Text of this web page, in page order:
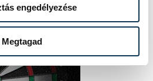
engedélyezése
Megtagad